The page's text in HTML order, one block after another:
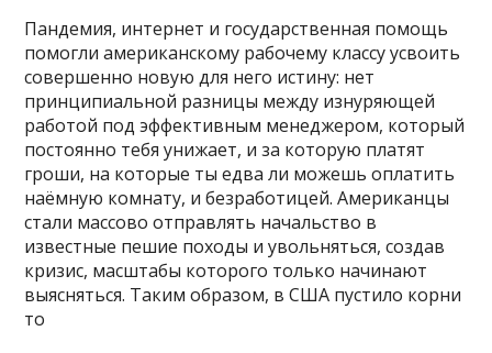
Пандемия, интернет и государственная помощь
помогли американскому рабочему классу усвоить
совершенно новую для него истину: нет
принципиальной разницы между изнуряющей
работой под эффективным менеджером, который
постоянно тебя унижает, и за которую платят
гроши, на которые ты едва ли можешь оплатить
наёмную комнату, и безработицей. Американцы
стали массово отправлять начальство в
известные пешие походы и увольняться, создав
кризис, масштабы которого только начинают
выясняться. Таким образом, в США пустило корни
то